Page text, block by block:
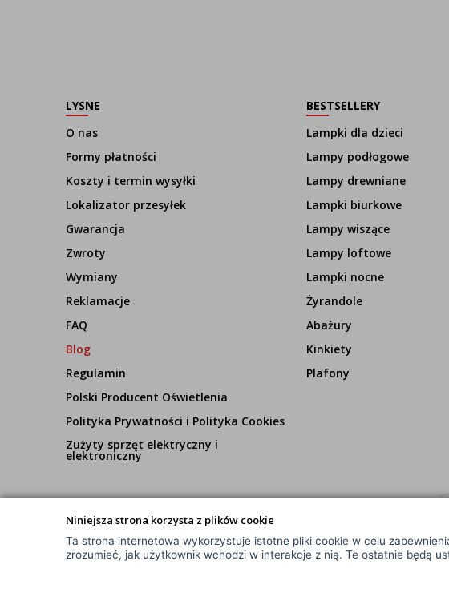
Niniejsza strona korzysta z plików cookie
Ta strona internetowa wykorzystuje istotne pliki cookie w celu
zrozumieć, jak użytkownik wchodzi w interakcje z nią. Te ostatnie będą
LYSNE
O nas
Formy płatności
Koszty i termin wysyłki
Lokalizator przesyłek
Gwarancja
Zwroty
Wymiany
Reklamacje
FAQ
Blog
Regulamin
Polski Producent Oświetlenia
Polityka Prywatności i Polityka Cookies
Zużyty sprzęt elektryczny i
elektroniczny
BESTSELLERY
Lampki dla dzieci
Lampy podłogowe
Lampy drewniane
Lampki biurkowe
Lampy wiszące
Lampy loftowe
Lampki nocne
Żyrandole
Abażury
Kinkiety
Plafony
© Wszelkie Prawa Zastrzeżone